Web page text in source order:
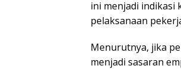
ini menjadi indikasi
pelaksanaan
Menurutnya, jika
menjadi sasaran